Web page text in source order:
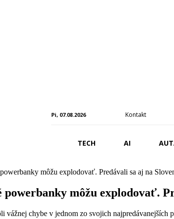
Pi, 07.08.2026 Kontakt
TECH AI
môžu explodovať. Predávali sa aj na
môžu explodovať.
chybe v jednom zo svojich